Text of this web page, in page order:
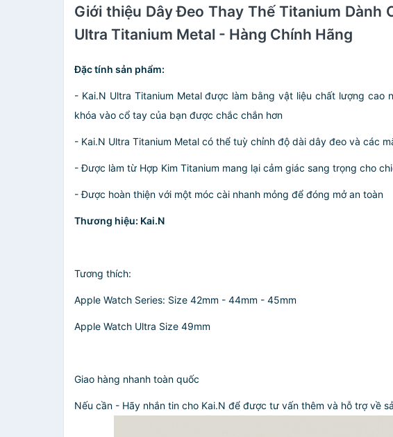
Giới thiệu Dây Đeo Thay Thế Titanium Dành
Ultra Titanium Metal - Hàng Chính Hãng
Đặc tính sản phẩm:
- Kai.N Ultra Titanium Metal được làm bằng vật liệu chất lượng
khóa vào cổ tay của bạn được chắc chắn hơn
- Kai.N Ultra Titanium Metal có thể tuỳ chỉnh độ dài dây đeo và các
- Được làm từ Hợp Kim Titanium mang lại cảm giác sang trọng cho
- Được hoàn thiện với một móc cài nhanh mỏng để đóng mở an toàn
Thương hiệu: Kai.N
Tương thích:
Apple Watch Series: Size 42mm - 44mm - 45mm
Apple Watch Ultra Size 49mm
Giao hàng nhanh toàn quốc
Nếu cần - Hãy nhắn tin cho Kai.N để được tư vấn thêm và hỗ trợ về